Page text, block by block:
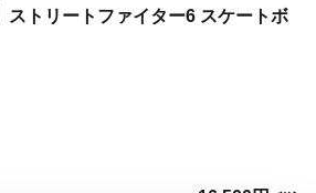
ストリートファイター6 スケートボ